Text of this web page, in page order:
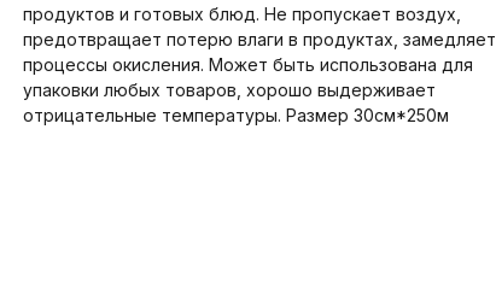
продуктов и готовых блюд. Не пропускает воздух,
предотвращает потерю влаги в продуктах, замедляет
процессы окисления. Может быть использована для
упаковки любых товаров, хорошо выдерживает
отрицательные температуры. Размер 30см*250м